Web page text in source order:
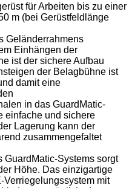
für Arbeiten bis zu einer
m (bei Gerüstfeldlänge
Geländerrahmens
Einhängen der
ist der sichere Aufbau
der Belagbühne ist
damit eine
in das GuardMatic-
einfache und sichere
Lagerung kann der
zusammengefaltet
GuardMatic-Systems sorgt
Höhe. Das einzigartige
mit